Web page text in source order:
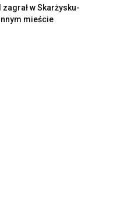
zagrał w Skarżysku-
mieście